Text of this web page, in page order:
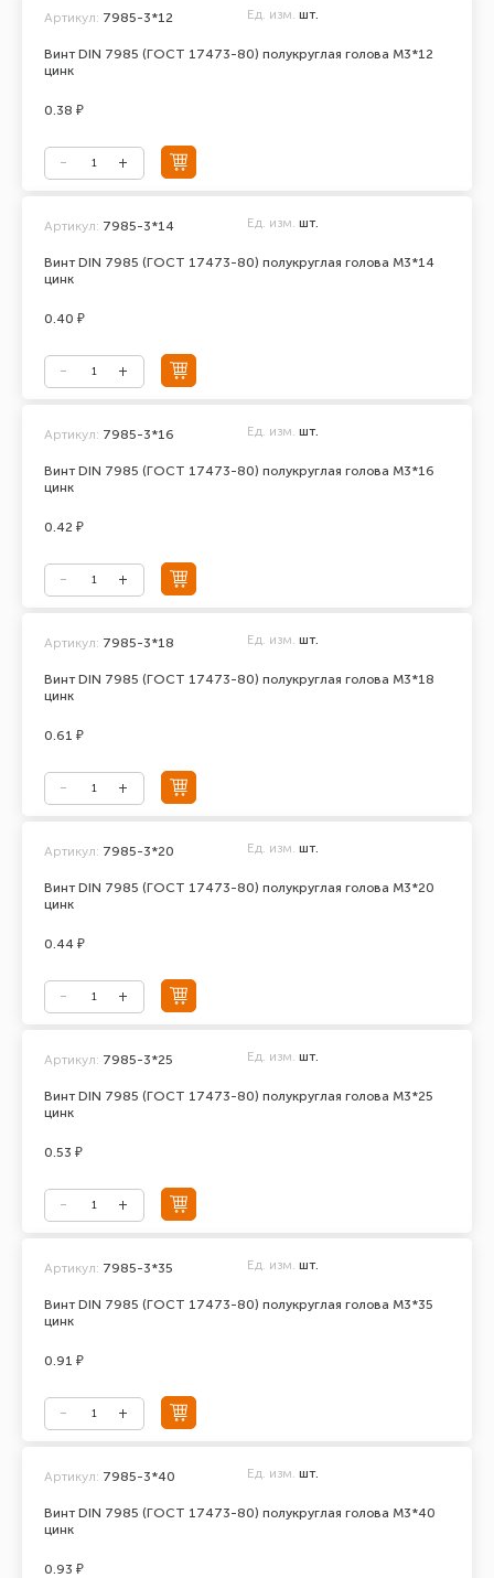
Винт DIN 7985 (ГОСТ 17473-80) полукруглая голова М3*12
цинк
Артикул: 7985-3*12 Ед. изм. шт.
0.38 ₽
Винт DIN 7985 (ГОСТ 17473-80) полукруглая голова М3*14
цинк
Артикул: 7985-3*14 Ед. изм. шт.
0.40 ₽
Винт DIN 7985 (ГОСТ 17473-80) полукруглая голова М3*16
цинк
Артикул: 7985-3*16 Ед. изм. шт.
0.42 ₽
Винт DIN 7985 (ГОСТ 17473-80) полукруглая голова М3*18
цинк
Артикул: 7985-3*18 Ед. изм. шт.
0.61 ₽
Винт DIN 7985 (ГОСТ 17473-80) полукруглая голова М3*20
цинк
Артикул: 7985-3*20 Ед. изм. шт.
0.44 ₽
Винт DIN 7985 (ГОСТ 17473-80) полукруглая голова М3*25
цинк
Артикул: 7985-3*25 Ед. изм. шт.
0.53 ₽
Винт DIN 7985 (ГОСТ 17473-80) полукруглая голова М3*35
цинк
Артикул: 7985-3*35 Ед. изм. шт.
0.91 ₽
Винт DIN 7985 (ГОСТ 17473-80) полукруглая голова М3*40
цинк
Артикул: 7985-3*40 Ед. изм. шт.
0.93 ₽